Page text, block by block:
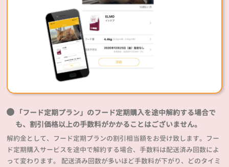
「フード定期プラン」のフード定期購入を途中解約する場合で
も、割引価格以上の手数料がかかることはございません。
解約金として、フード定期プランの割引相当額をお受け致します。フー
ド定期購入サービスを途中で解約する場合、手数料は配送済み回数によ
って変わります。 配送済み回数が多いほど手数料が下がり、どのタイミ